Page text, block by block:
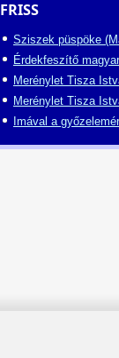
FRISS
Sziszek püspöke
Érdekfeszítő
Merénylet Tisza
Merénylet Tisza
Imával a